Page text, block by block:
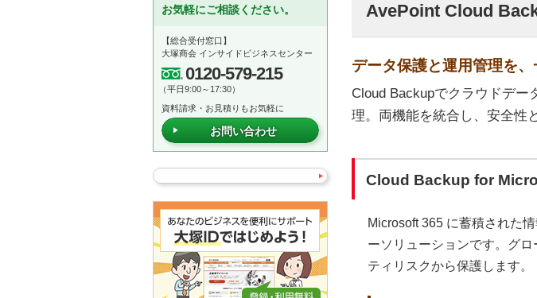
AvePoint Cloud
データ保護と運用管理を
Cloud Backupでクラウドデー
理。両機能を統合し、安全性
Cloud Backup for
Microsoft 365 に蓄積された
ーソリューションです。グ
ティリスクから保護します。
お気軽にご相談ください。
【総合受付窓口】
大塚商会 インサイドビジネスセンター
0120-579-215
（平日9:00～17:30）
資料請求・お見積りもお気軽に
お問い合わせ